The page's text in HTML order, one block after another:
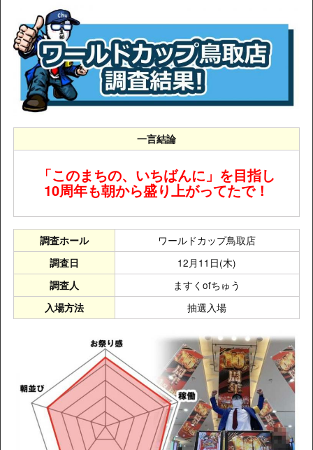
一言結論
「このまちの、いちばんに」を目指し
10周年も朝から盛り上がってたで！
調査ホール ワールドカップ鳥取店
調査日 12月11日(木)
調査人 ますくofちゅう
入場方法 抽選入場